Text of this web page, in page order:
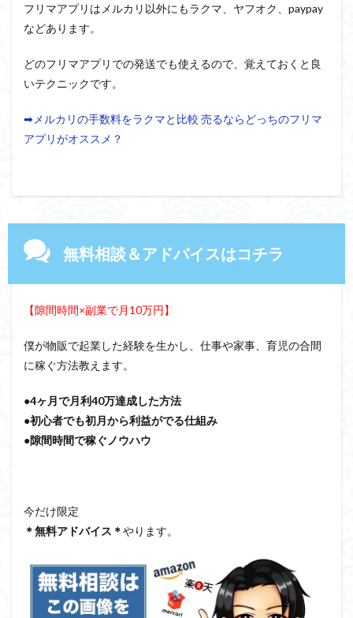
フリマアプリはメルカリ以外にもラクマ、ヤフオク、paypay
などあります。
どのフリマアプリでの発送でも使えるので、覚えておくと良
いテクニックです。
➡メルカリの手数料をラクマと比較 売るならどっちのフリマ
アプリがオススメ？
無料相談＆アドバイスはコチラ
【隙間時間×副業で月10万円】
僕が物販で起業した経験を生かし、仕事や家事、育児の合間
に稼ぐ方法教えます。
●4ヶ月で月利40万達成した方法
●初心者でも初月から利益がでる仕組み
●隙間時間で稼ぐノウハウ
今だけ限定
＊無料アドバイス＊やります。